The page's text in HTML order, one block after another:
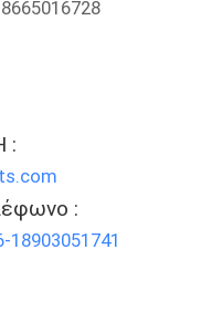
:
:
18903051741